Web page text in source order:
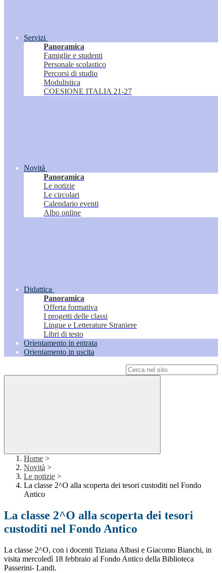
Servizi
Panoramica
Famiglie e studenti
Personale scolastico
Percorsi di studio
Modulistica
COESIONE ITALIA 21-27
Novità
Panoramica
Le notizie
Le circolari
Calendario eventi
Albo online
Didattica
Panoramica
Offerta formativa
I progetti delle classi
Lingue e Letterature Straniere
Libri di testo
Orientamento in entrata
Orientamento in uscita
Home >
Novità >
Le notizie >
La classe 2^O alla scoperta dei tesori custoditi nel Fondo
Antico
La classe 2^O alla scoperta dei tesori
custoditi nel Fondo Antico
La classe 2^O, con i docenti Tiziana Albasi e Giacomo Bianchi, in
visita mercoledì 18 febbraio al Fondo Antico della Biblioteca
Passerini- Landi.